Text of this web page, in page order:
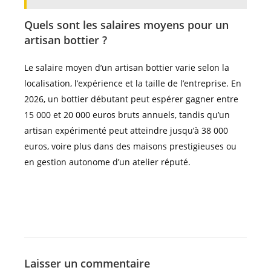
Quels sont les salaires moyens pour un
artisan bottier ?
Le salaire moyen d’un artisan bottier varie selon la
localisation, l’expérience et la taille de l’entreprise. En
2026, un bottier débutant peut espérer gagner entre
15 000 et 20 000 euros bruts annuels, tandis qu’un
artisan expérimenté peut atteindre jusqu’à 38 000
euros, voire plus dans des maisons prestigieuses ou
en gestion autonome d’un atelier réputé.
Laisser un commentaire